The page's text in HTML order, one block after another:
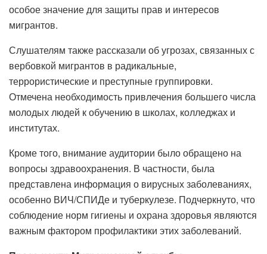
особое значение для защиты прав и интересов
мигрантов.
Слушателям также рассказали об угрозах, связанных с
вербовкой мигрантов в радикальные,
террористические и преступные группировки.
Отмечена необходимость привлечения большего числа
молодых людей к обучению в школах, колледжах и
институтах.
Кроме того, внимание аудитории было обращено на
вопросы здравоохранения. В частности, была
представлена ​​информация о вирусных заболеваниях,
особенно ВИЧ/СПИДе и туберкулезе. Подчеркнуто, что
соблюдение норм гигиены и охрана здоровья являются
важным фактором профилактики этих заболеваний.